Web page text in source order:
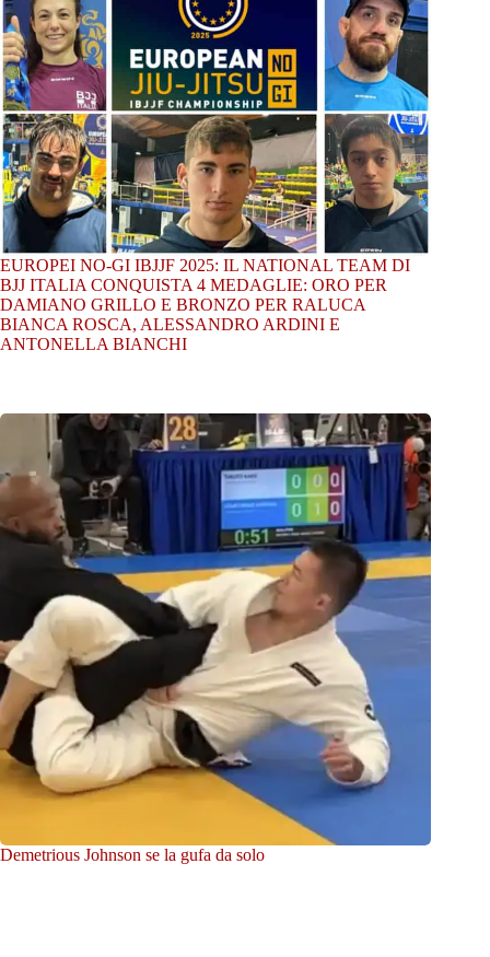
EUROPEI NO-GI IBJJF 2025: IL NATIONAL TEAM DI
BJJ ITALIA CONQUISTA 4 MEDAGLIE: ORO PER
DAMIANO GRILLO E BRONZO PER RALUCA
BIANCA ROSCA, ALESSANDRO ARDINI E
ANTONELLA BIANCHI
Demetrious Johnson se la gufa da solo